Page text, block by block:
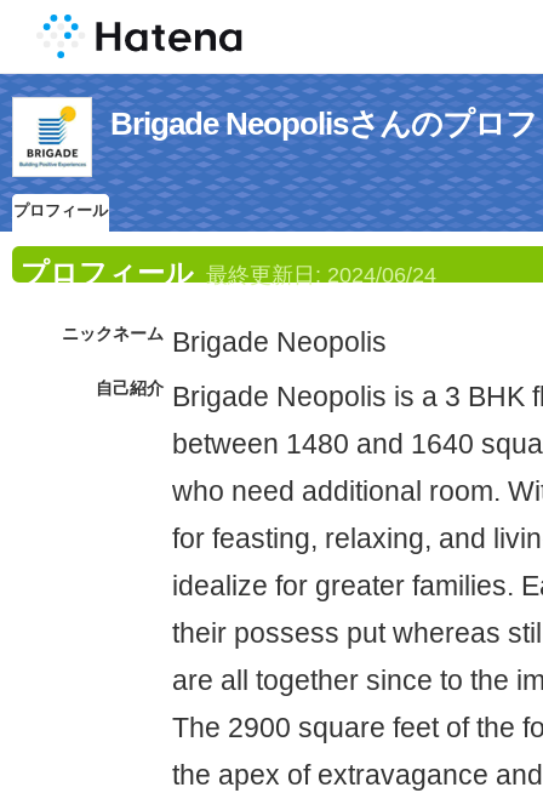
Brigade Neopolisさんのプロ
プロフィール
プロフィール 最終更新日: 2024/06/24
ニックネーム Brigade Neopolis
自己紹介 Brigade Neopolis is a 3 BHK
between 1480 and 1640
who need additional room.
for feasting, relaxing, and
idealize for greater families.
their possess put whereas
are all together since to the
The 2900 square feet of the
the apex of extravagance